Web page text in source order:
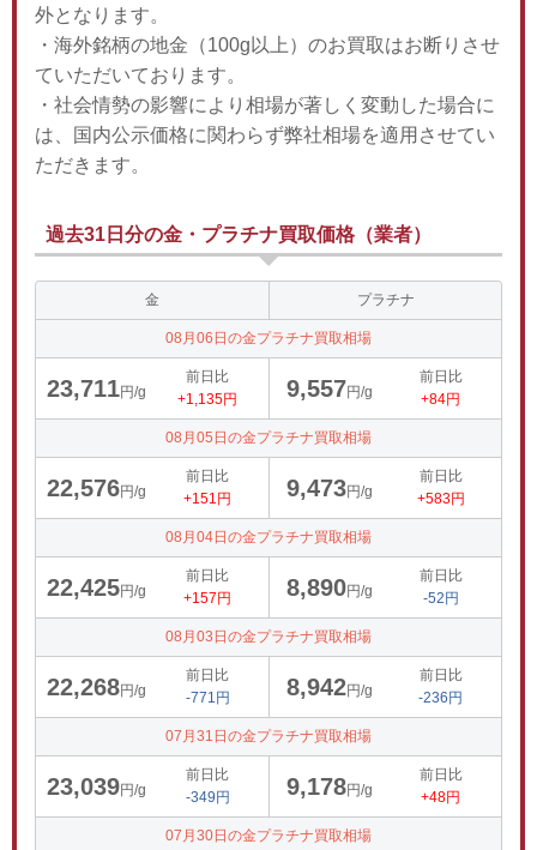
外となります。
・海外銘柄の地金（100g以上）のお買取はお断りさせ
ていただいております。
・社会情勢の影響により相場が著しく変動した場合に
は、国内公示価格に関わらず弊社相場を適用させてい
ただきます。
過去31日分の金・プラチナ買取価格（業者）
金 プラチナ
08月06日の金プラチナ買取相場
23,711円/g
前日比
+1,135円
9,557円/g
前日比
+84円
08月05日の金プラチナ買取相場
22,576円/g
前日比
+151円
9,473円/g
前日比
+583円
08月04日の金プラチナ買取相場
22,425円/g
前日比
+157円
8,890円/g
前日比
-52円
08月03日の金プラチナ買取相場
22,268円/g
前日比
-771円
8,942円/g
前日比
-236円
07月31日の金プラチナ買取相場
23,039円/g
前日比
-349円
9,178円/g
前日比
+48円
07月30日の金プラチナ買取相場